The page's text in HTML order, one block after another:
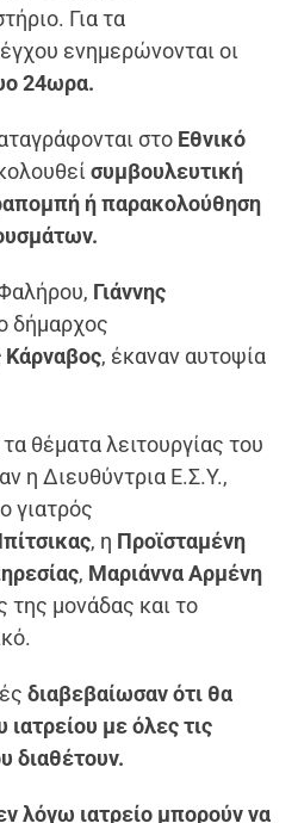
Για τα
ενημερώνονται οι
24ωρα.
στο Εθνικό
συμβουλευτική
ή παρακολούθηση
Γιάννης
δήμαρχος
, έκαναν αυτοψία
θέματα λειτουργίας του
η Διευθύντρια Ε.Σ.Υ.,
γιατρός
, η Προϊσταμένη
, Μαριάννα Αρμένη
της μονάδας και το
διαβεβαίωσαν ότι θα
ιατρείου με όλες τις
διαθέτουν.
λόγω ιατρείο μπορούν να